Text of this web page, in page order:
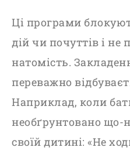
Ці програми
дій чи почуттів і не
натомість.
переважно
Наприклад, коли
необґрунтовано що-
своїй дитині: «Не